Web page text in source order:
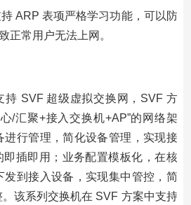
ARP 表项严格学习功能，可以防
正常用户无法上网。
持 SVF 超级虚拟交换网，SVF 方
/汇聚+接入交换机+AP”的网络架
进行管理，简化设备管理，实现接
即插即用；业务配置模板化，在核
发到接入设备，实现集中管控，简
该系列交换机在 SVF 方案中支持